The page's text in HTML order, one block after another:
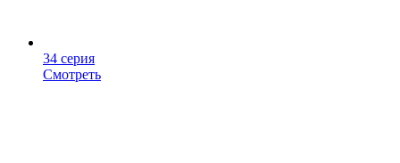
34 серия
Смотреть